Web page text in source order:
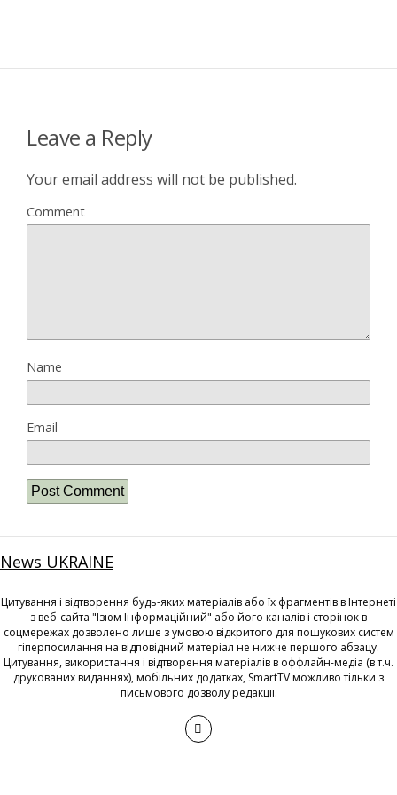
Leave a Reply
Your email address will not be published.
Comment
Name
Email
News UKRAINE
Цитування і відтворення будь-яких матеріалів або їх фрагментів в Інтернеті
з веб-сайта "Ізюм Інформаційний" або його каналів і сторінок в
соцмережах дозволено лише з умовою відкритого для пошукових систем
гіперпосилання на відповідний матеріал не нижче першого абзацу.
Цитування, використання і відтворення матеріалів в оффлайн-медіа (в т.ч.
друкованих виданнях), мобільних додатках, SmartTV можливо тільки з
письмового дозволу редакції.